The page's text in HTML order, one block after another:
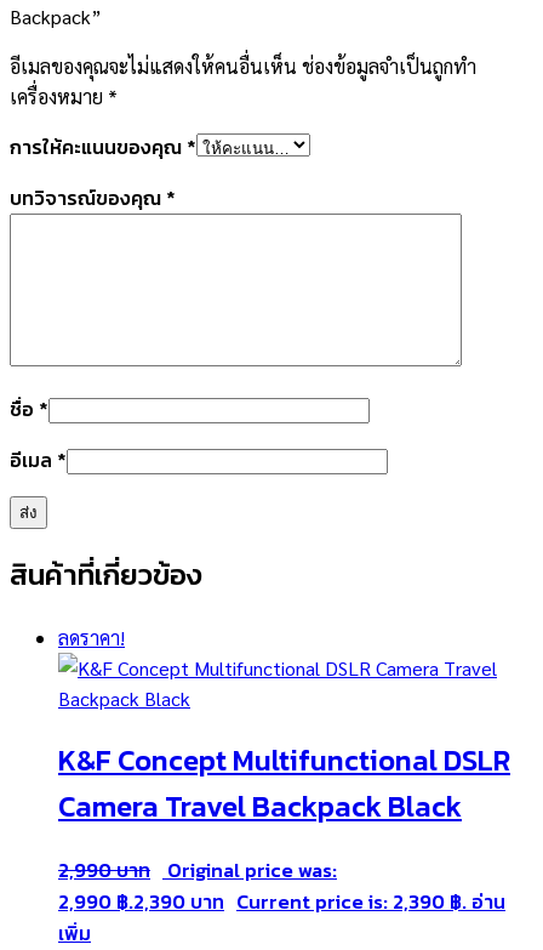
Backpack”
อีเมลของคุณจะไม่แสดงให้คนอื่นเห็น ช่องข้อมูลจำเป็นถูกทำ
เครื่องหมาย *
การให้คะแนนของคุณ *
บทวิจารณ์ของคุณ *
ชื่อ *
อีเมล *
สินค้าที่เกี่ยวข้อง
ลดราคา!
K&F Concept Multifunctional DSLR
Camera Travel Backpack Black
2,990
Original price was:
2,990 ฿.2,390 Current price is: 2,390 ฿. อ่าน
เพิ่ม